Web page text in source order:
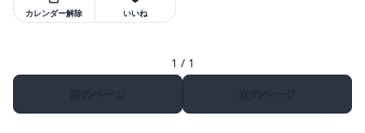
カレンダー解除 いいね
1 / 1